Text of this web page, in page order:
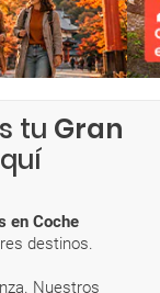
tu Gran
en Coche
destinos.
Nuestros